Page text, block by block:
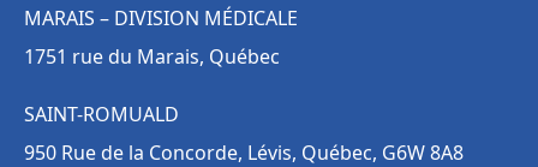
MARAIS – DIVISION MÉDICALE
1751 rue du Marais, Québec
SAINT-ROMUALD
950 Rue de la Concorde, Lévis, Québec, G6W 8A8